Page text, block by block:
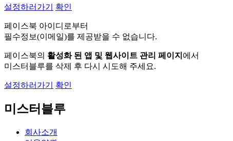
설정하러가기 확인
페이스북 아이디로부터
필수정보(이메일)를 제공받을 수 없습니다.
페이스북의 활성화 된 앱 및 웹사이트 관리 페이지 에서
미스터블루를 삭제 후 다시 시도해 주세요.
설정하러가기 확인
미스터블루
회사소개